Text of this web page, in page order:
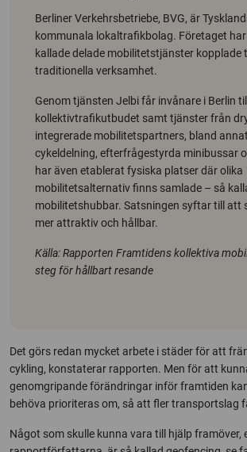
Berliner Verkehrsbetriebe, BVG, är
kommunala lokaltrafikbolag. Företaget
kallade delade mobilitetstjänster kopplade
traditionella verksamhet.
Genom tjänsten Jelbi får invånare i Berlin
kollektivtrafikutbudet samt tjänster från
integrerade mobilitetspartners, bland
cykeldelning, efterfrågestyrda minibussar
har även etablerat fysiska platser där olika
mobilitetsalternativ finns samlade – så
mobilitetshubbar. Satsningen syftar till att
mer attraktiv och hållbar.
Källa: Rapporten Framtidens kollektiva
steg för hållbart resande
Det görs redan mycket arbete i städer för att
cykling, konstaterar rapporten. Men för att
genomgripande förändringar inför framtiden
behöva prioriteras om, så att fler transportslag
Något som skulle kunna vara till hjälp framöver,